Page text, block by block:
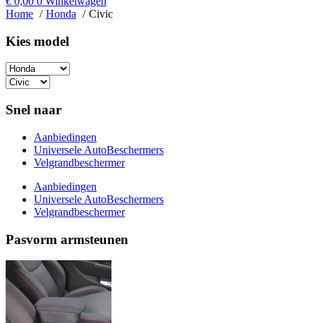
Home
Honda Civic
Kies model​
Snel naar
Aanbiedingen
Universele AutoBeschermers
Velgrandbeschermer
Aanbiedingen
Universele AutoBeschermers
Velgrandbeschermer
Pasvorm armsteunen